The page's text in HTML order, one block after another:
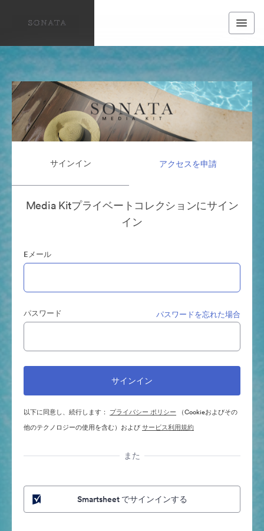
サインイン アクセスを申請
Media Kitプライベートコレクションにサイン
イン
Eメール
パスワード パスワードを忘れた場合
以下に同意し、続行します： プライバシー ポリシー （Cookieおよびその
他のテクノロジーの使用を含む）およびサービス利用規約
また
Smartsheet でサインインする